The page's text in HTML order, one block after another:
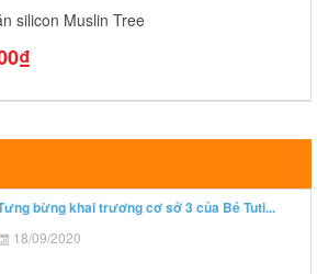
silicon Muslin Tree
bừng khai trương cơ sở 3 của Bé Tuti...
18/09/2020